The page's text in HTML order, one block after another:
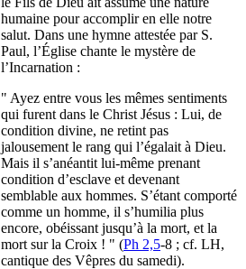
humaine pour accomplir en elle notre
salut. Dans une hymne attestée par S.
Paul, l’Église chante le mystère de
l’Incarnation :
" Ayez entre vous les mêmes sentiments
qui furent dans le Christ Jésus : Lui, de
condition divine, ne retint pas
jalousement le rang qui l’égalait à Dieu.
Mais il s’anéantit lui-même prenant
condition d’esclave et devenant
semblable aux hommes. S’étant comporté
comme un homme, il s’humilia plus
encore, obéissant jusqu’à la mort, et la
mort sur la Croix ! " (Ph 2,5-8 ; cf. LH,
cantique des Vêpres du samedi).